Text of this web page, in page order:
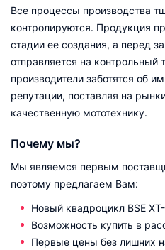
Все процессы производства
контролируются. Продукция
стадии ее создания, а перед
отправляется на контрольный
производители заботятся об
репутации, поставляя на
качественную мототехнику.
Почему мы?
Мы являемся первым
поэтому предлагаем Вам:
Новый квадроцикл BSE
Возможность купить в
Первые цены без лишних